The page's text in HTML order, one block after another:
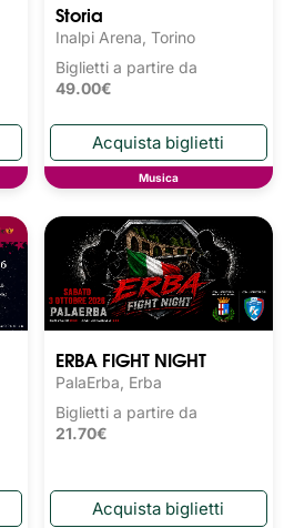
Storia
Inalpi Arena, Torino
Biglietti a partire da
49.00€
Musica
ERBA FIGHT NIGHT
PalaErba, Erba
Biglietti a partire da
21.70€